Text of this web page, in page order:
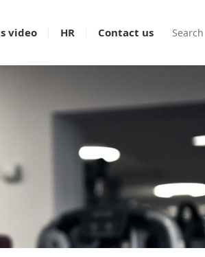
video HR Contact us